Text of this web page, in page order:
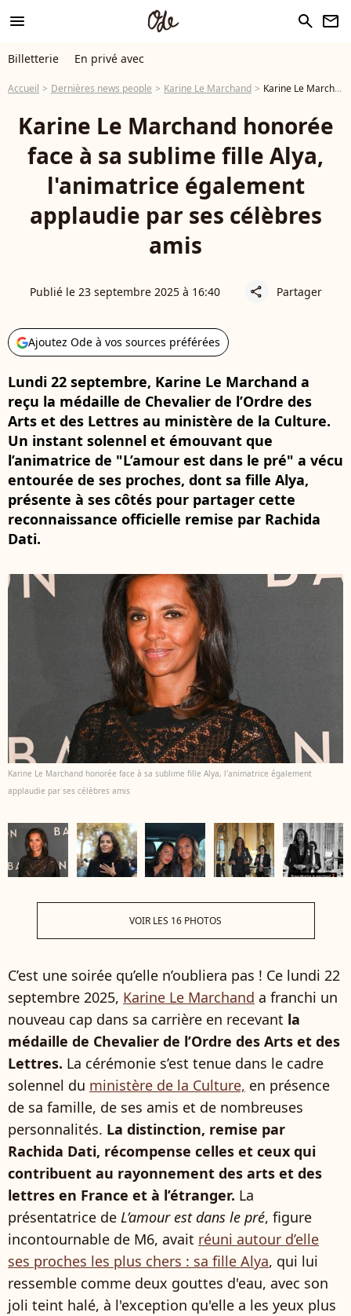
menu search newsletter
Billetterie En privé avec
Accueil Dernières news people Karine Le Marchand Karine Le Marchand honorée face à sa sublime fille Alya, l'animatrice également applaudie par ses célèbres amis
Karine Le Marchand honorée
face à sa sublime fille Alya,
l'animatrice également
applaudie par ses célèbres
amis
Publié le 23 septembre 2025 à 16:40 share Partager
Ajoutez Ode à vos sources préférées
Lundi 22 septembre, Karine Le Marchand a
reçu la médaille de Chevalier de l’Ordre des
Arts et des Lettres au ministère de la Culture.
Un instant solennel et émouvant que
l’animatrice de "L’amour est dans le pré" a vécu
entourée de ses proches, dont sa fille Alya,
présente à ses côtés pour partager cette
reconnaissance officielle remise par Rachida
Dati.
Karine Le Marchand honorée face à sa sublime fille Alya, l'animatrice également
applaudie par ses célèbres amis
VOIR LES 16 PHOTOS
C’est une soirée qu’elle n’oubliera pas ! Ce lundi 22
septembre 2025, Karine Le Marchand a franchi un
nouveau cap dans sa carrière en recevant la
médaille de Chevalier de l’Ordre des Arts et des
Lettres. La cérémonie s’est tenue dans le cadre
solennel du ministère de la Culture, en présence
de sa famille, de ses amis et de nombreuses
personnalités. La distinction, remise par
Rachida Dati, récompense celles et ceux qui
contribuent au rayonnement des arts et des
lettres en France et à l’étranger. La
présentatrice de L’amour est dans le pré, figure
incontournable de M6, avait réuni autour d’elle
ses proches les plus chers : sa fille Alya, qui lui
ressemble comme deux gouttes d'eau, avec son
joli teint halé, à l'exception qu'elle a les yeux plus